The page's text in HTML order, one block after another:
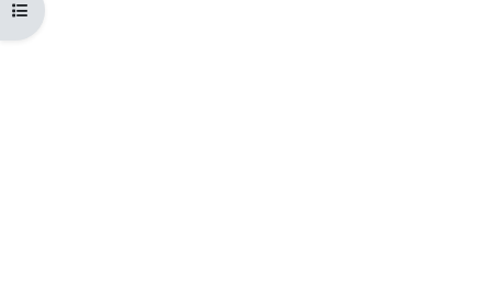
Ouvrir l’index du cours